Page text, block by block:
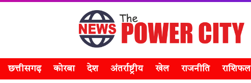
छत्तीसगढ़ कोरबा देश अंतर्राष्ट्रीय खेल राजनीति राशिफल